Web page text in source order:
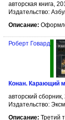
авторская книга,
Издательство:
Описание:
Роберт Говард
Конан. Карающий
авторский сборник,
Издательство:
Описание: Третий